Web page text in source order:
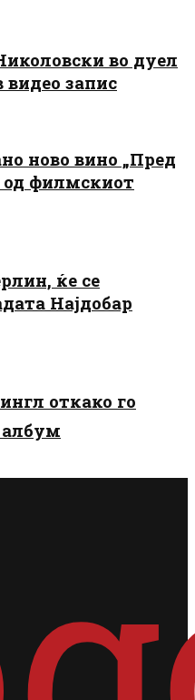
во дуел
видео запис
ново вино „Пред
филмскиот
ќе се
Најдобар
откако го
албум